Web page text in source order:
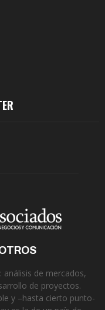
de mercados,
de proyectos.
y –hasta cierto punto-